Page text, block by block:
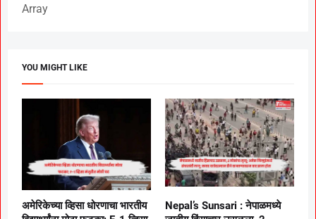
Array
YOU MIGHT LIKE
अमेरिकेच्या व्हिसा धोरणाचा भारतीय
Nepal’s Sunsari : नेपाळमध्ये